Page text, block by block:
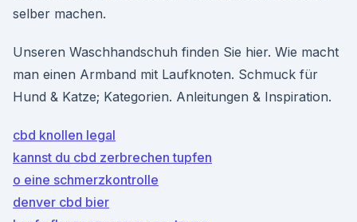
selber machen.
Unseren Waschhandschuh finden Sie hier. Wie macht
man einen Armband mit Laufknoten. Schmuck für
Hund & Katze; Kategorien. Anleitungen & Inspiration.
cbd knollen legal
kannst du cbd zerbrechen tupfen
o eine schmerzkontrolle
denver cbd bier